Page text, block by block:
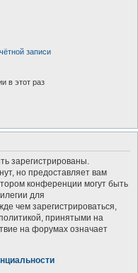
записи
в этот раз
зарегистрированы.
но предоставляет вам
конференции могут быть
для
чем зарегистрироваться,
принятыми на
на форумах означает